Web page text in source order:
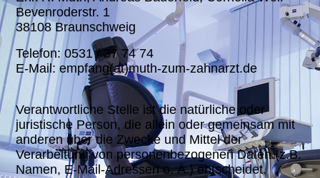
Bevenroderstr. 1
38108 Braunschweig
Telefon: 0531 / 37 74 74
E-Mail: empfang(at)muth-zum-zahnarzt.de
Verantwortliche Stelle ist die natürliche oder
juristische Person, die allein oder gemeinsam mit
anderen über die Zwecke und Mittel der
Verarbeitung von personenbezogenen Daten (z.B.
Namen, E-Mail-Adressen o. Ä.) entscheidet.